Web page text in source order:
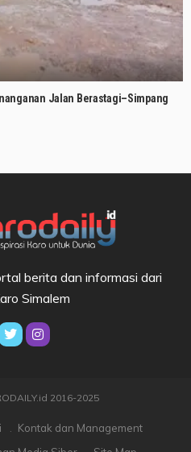
Jalan Berastagi–Simpang
berita dan informasi dari
Simalem
2016-2025
Kontak dan Management